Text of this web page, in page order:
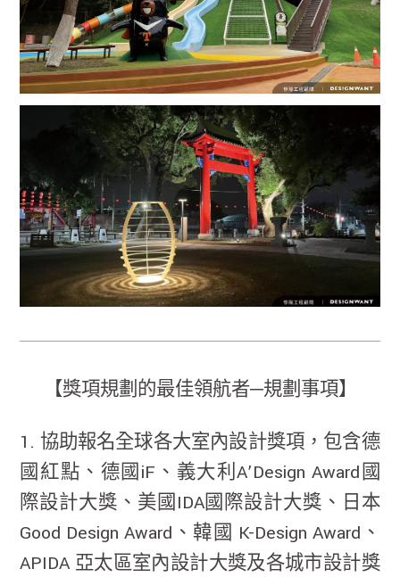
【獎項規劃的最佳領航者─規劃事項】
1. 協助報名全球各大室內設計獎項，包含德
國紅點、德國iF、義大利A’Design Award國
際設計大獎、美國IDA國際設計大獎、日本
Good Design Award、韓國 K-Design Award、
APIDA 亞太區室內設計大獎及各城市設計獎